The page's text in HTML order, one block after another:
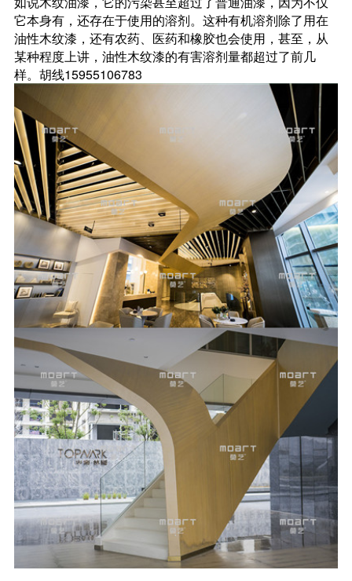
它本身有，还存在于使用的溶剂。这种有机溶剂除了用在
油性木纹漆，还有农药、医药和橡胶也会使用，甚至，从
某种程度上讲，油性木纹漆的有害溶剂量都超过了前几
样。胡线15955106783